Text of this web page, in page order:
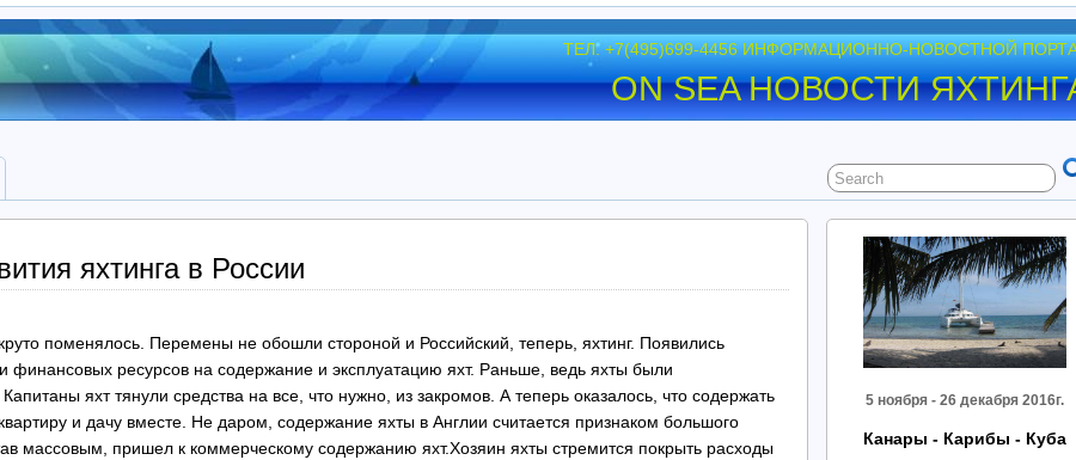
ТЕЛ. +7(495)699-4456 ИНФОРМАЦИОННО-НОВОСТНОЙ
ON SEA НОВОСТИ
яхтинга в России
поменялось. Перемены не обошли стороной и Российский, теперь, яхтинг. Появились
финансовых ресурсов на содержание и эксплуатацию яхт. Раньше, ведь яхты были
яхт тянули средства на все, что нужно, из закромов. А теперь оказалось, что содержать
и дачу вместе. Не даром, содержание яхты в Англии считается признаком большого
массовым, пришел к коммерческому содержанию яхт.Хозяин яхты стремится покрыть расходы
5 ноября - 26 декабря 2016г.
Канары - Карибы - Куба